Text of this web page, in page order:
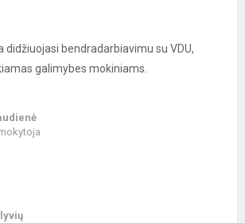
didžiuojasi bendradarbiavimu su VDU,
galimybes mokiniams.